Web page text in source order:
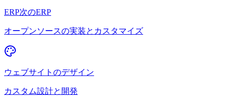
ERP次のERP
オープンソースの実装とカスタマイズ
ウェブサイトのデザイン
カスタム設計と開発